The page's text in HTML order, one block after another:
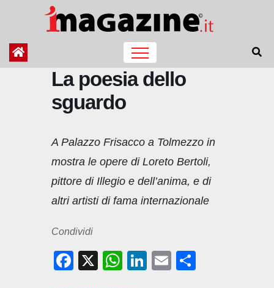
contenuto
La poesia dello
sguardo
A Palazzo Frisacco a Tolmezzo in
mostra le opere di Loreto Bertoli,
pittore di Illegio e dell’anima, e di
altri artisti di fama internazionale
Condividi
F
X
W
Li
E